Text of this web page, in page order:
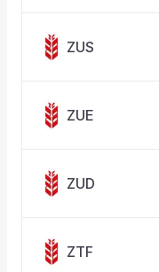
ZUS
ZUE
ZUD
ZTF